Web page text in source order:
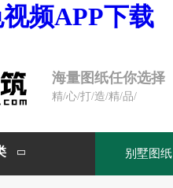
频APP下载
海量图纸任你选择
精/心/打/造/精/品/
 别墅图纸